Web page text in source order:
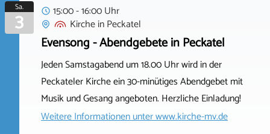
Sa.
3
15:00 - 16:00 Uhr
KircheinPeckatel
Evensong - Abendgebete in Peckatel
Jeden Samstagabend um 18.00 Uhr wird in der
Peckateler Kirche ein 30-minütiges Abendgebet mit
Musik und Gesang angeboten. Herzliche Einladung!
Weitere Informationen unterwww.kirche-mv.de